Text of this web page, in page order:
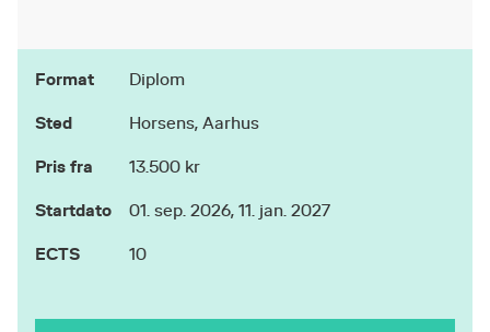
Format Diplom
Sted Horsens, Aarhus
Pris fra 13.500 kr
Startdato 01. sep. 2026, 11. jan. 2027
ECTS 10